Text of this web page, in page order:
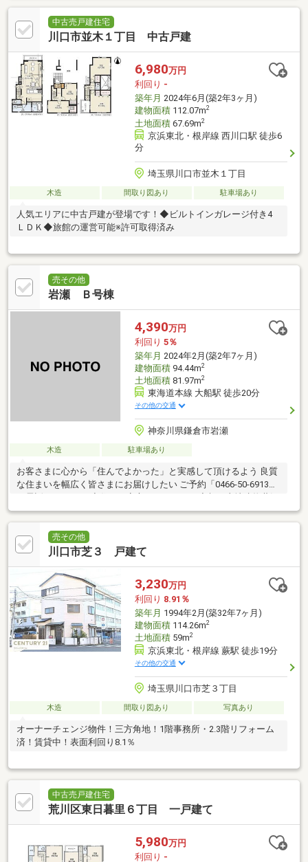
中古売戸建住宅
川口市並木１丁目 中古戸建
6,980万円
利回り -
築年月 2024年6月(築2年3ヶ月)
建物面積112.07m2
土地面積67.69m2
京浜東北・根岸線 西川口駅 徒歩6
分
埼玉県川口市並木１丁目
木造 間取り図あり 駐車場あり
人気エリアに中古戸建が登場です！◆ビルトインガレージ付き4
ＬＤＫ◆旅館の運営可能※許可取得済み
売その他
岩瀬 Ｂ号棟
4,390万円
利回り 5％
築年月 2024年2月(築2年7ヶ月)
建物面積94.44m2
土地面積81.97m2
東海道本線 大船駅 徒歩20分
その他の交通
神奈川県鎌倉市岩瀬
木造 駐車場あり
お客さまに心から「住んでよかった」と実感して頂けるよう 良質
な住まいを幅広く皆さまにお届けしたい ご予約「0466-50-6913」
店
売その他
川口市芝３ 戸建て
3,230万円
利回り 8.91％
築年月 1994年2月(築32年7ヶ月)
建物面積114.26m2
土地面積59m2
京浜東北・根岸線 蕨駅 徒歩19分
その他の交通
埼玉県川口市芝３丁目
木造 間取り図あり 写真あり
オーナーチェンジ物件！三方角地！1階事務所・2.3階リフォーム
済！賃貸中！表面利回り8.1％
中古売戸建住宅
荒川区東日暮里６丁目 一戸建て
5,980万円
利回り -